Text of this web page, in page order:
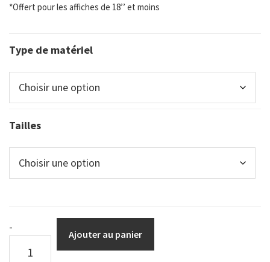
*Offert pour les affiches de 18’’ et moins
Type de matériel
Tailles
DuraSign
-
Ajouter au panier